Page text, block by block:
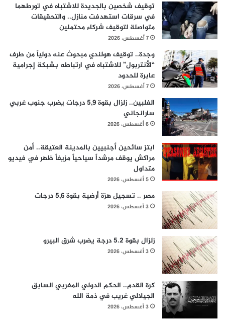
توقيف شخصين بالجديدة للاشتباه في تورطهما
في سرقات استهدفت منازل.. والتحقيقات
متواصلة لتوقيف شركاء محتملين
7 أغسطس، 2026
وجدة.. توقيف هولندي مبحوث عنه دولياً من طرف
“الأنتربول” للاشتباه في ارتباطه بشبكة إجرامية
عابرة للحدود
7 أغسطس، 2026
الفلبين.. زلزال بقوة 5,9 درجات يضرب جنوب غربي
سارانجاني
6 أغسطس، 2026
ابتز سائحين أجنبيين بالمدينة العتيقة.. أمن
مراكش يوقف مرشداً سياحياً مزيفاً ظهر في فيديو
متداول
5 أغسطس، 2026
مصر .. تسجيل هزة أرضية بقوة 5,6 درجات
3 أغسطس، 2026
زلزال بقوة 5.2 درجة يضرب شرق البيرو
3 أغسطس، 2026
كرة القدم.. الحكم الدولي المغربي السابق
الجيلالي غريب في ذمة الله
3 أغسطس، 2026